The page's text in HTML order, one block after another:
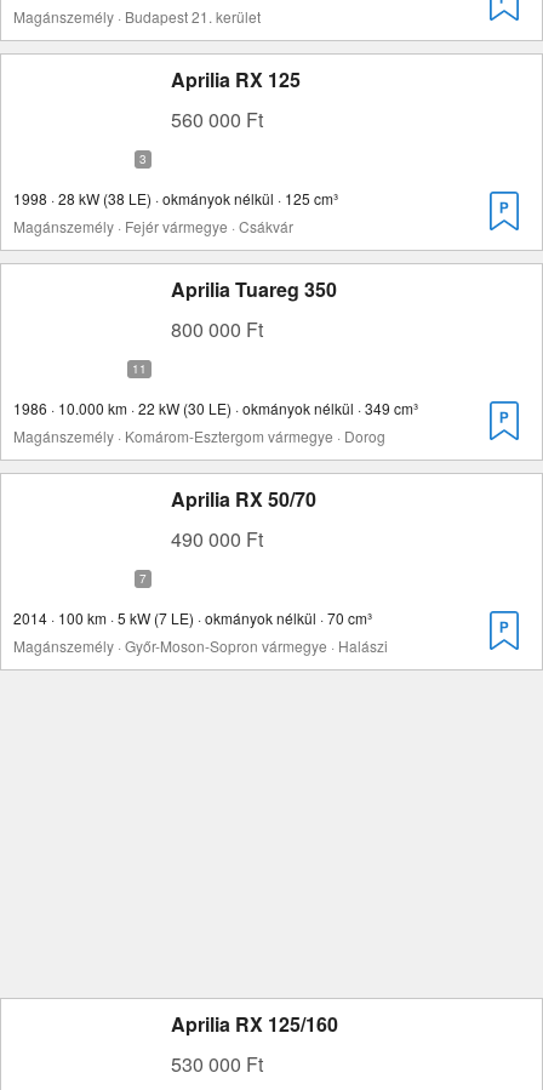
Magánszemély · Budapest 21. kerület
Aprilia RX 125
560 000 Ft
1998 · 28 kW (38 LE) · okmányok nélkül · 125 cm³
Magánszemély · Fejér vármegye · Csákvár
Aprilia Tuareg 350
800 000 Ft
1986 · 10.000 km · 22 kW (30 LE) · okmányok nélkül · 349 cm³
Magánszemély · Komárom-Esztergom vármegye · Dorog
Aprilia RX 50/70
490 000 Ft
2014 · 100 km · 5 kW (7 LE) · okmányok nélkül · 70 cm³
Magánszemély · Győr-Moson-Sopron vármegye · Halászi
Aprilia RX 125/160
530 000 Ft